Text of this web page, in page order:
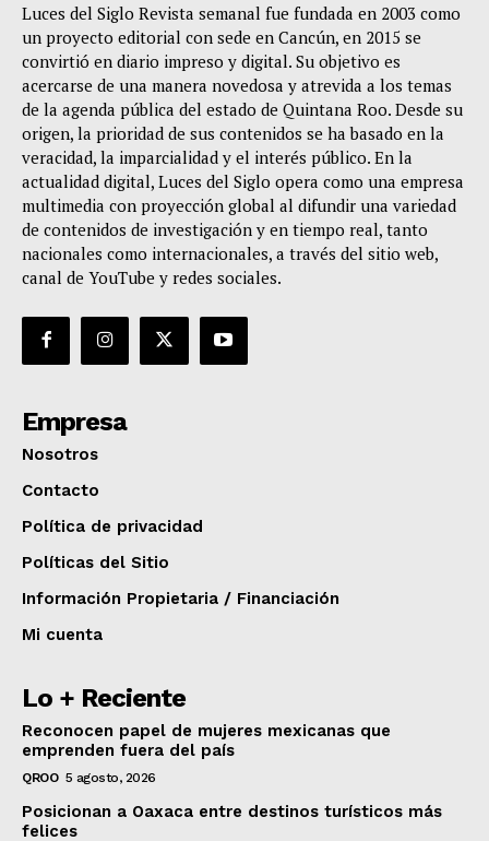
Luces del Siglo Revista semanal fue fundada en 2003 como
un proyecto editorial con sede en Cancún, en 2015 se
convirtió en diario impreso y digital. Su objetivo es
acercarse de una manera novedosa y atrevida a los temas
de la agenda pública del estado de Quintana Roo. Desde su
origen, la prioridad de sus contenidos se ha basado en la
veracidad, la imparcialidad y el interés público. En la
actualidad digital, Luces del Siglo opera como una empresa
multimedia con proyección global al difundir una variedad
de contenidos de investigación y en tiempo real, tanto
nacionales como internacionales, a través del sitio web,
canal de YouTube y redes sociales.
Empresa
Nosotros
Contacto
Política de privacidad
Políticas del Sitio
Información Propietaria / Financiación
Mi cuenta
Lo + Reciente
Reconocen papel de mujeres mexicanas que
emprenden fuera del país
QROO 5 agosto, 2026
Posicionan a Oaxaca entre destinos turísticos más
felices